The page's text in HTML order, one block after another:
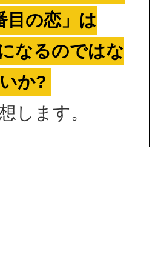
目の恋」は
なるのではな
いか?
します。